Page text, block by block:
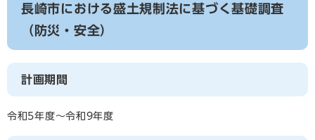
長崎市における盛土規制法に基づく基礎調査
（防災・安全）
計画期間
令和5年度～令和9年度​